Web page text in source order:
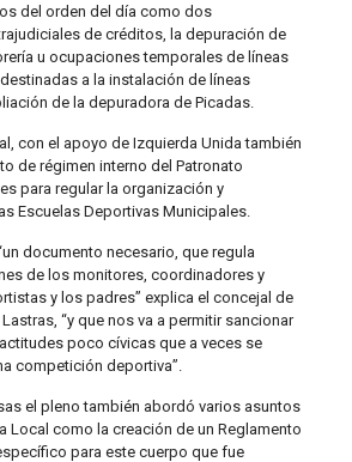
del orden del día como dos
de créditos, la depuración de
u ocupaciones temporales de líneas
a la instalación de líneas
de la depuradora de Picadas.
con el apoyo de Izquierda Unida también
de régimen interno del Patronato
para regular la organización y
Escuelas Deportivas Municipales.
documento necesario, que regula
de los monitores, coordinadores y
y los padres” explica el concejal de
“y que nos va a permitir sancionar
poco cívicas que a veces se
competición deportiva”.
el pleno también abordó varios asuntos
Local como la creación de un Reglamento
para este cuerpo que fue